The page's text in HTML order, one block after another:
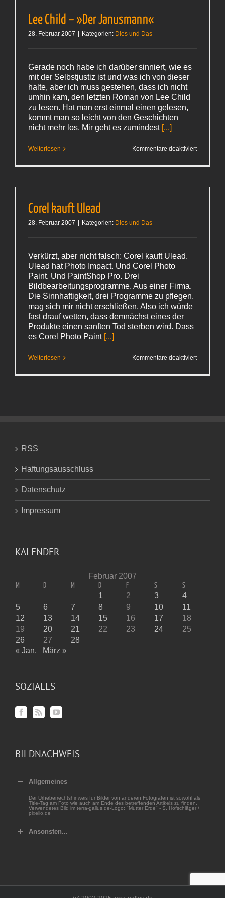
Lee Child – »Der Janusmann«
28. Februar 2007 Kategorien: Dies und Das
Gerade noch habe ich darüber sinniert, wie es
mit der Selbstjustiz ist und was ich von dieser
halte, aber ich muss gestehen, dass ich nicht
umhin kam, den letzten Roman von Lee Child
zu lesen. Hat man erst einmal einen gelesen,
kommt man so leicht von den Geschichten
nicht mehr los. Mir geht es zumindest [...]
Weiterlesen Kommentare deaktiviertfür
Corel kauft Ulead
28. Februar 2007 Kategorien: Dies und Das
Verkürzt, aber nicht falsch: Corel kauft Ulead.
Ulead hat Photo Impact. Und Corel Photo
Paint. Und PaintShop Pro. Drei
Bildbearbeitungsprogramme. Aus einer Firma.
Die Sinnhaftigkeit, drei Programme zu pflegen,
mag sich mir nicht erschließen. Also ich würde
fast drauf wetten, dass demnächst eines der
Produkte einen sanften Tod sterben wird. Dass
es Corel Photo Paint [...]
Weiterlesen Kommentare deaktiviertfür
RSS
Haftungsausschluss
Datenschutz
Impressum
KALENDER
Februar 2007
M D M D F S S
1 2 3
4
5
6 7 8 9 10
11
12
13 14 15 16 17
18
19
20 21 22 23 24
25
26
27
28
« Jan.
März »
SOZIALES
BILDNACHWEIS
Allgemeines
Der Urheberrechtshinweis für Bilder von anderen Fotografen ist sowohl als
Title-Tag am Foto wie auch am Ende des betreffenden Artikels zu finden.
Verwendetes Bild im terra-gallus.de-Logo: "Mutter Erde" - S. Hofschläger /
pixelio.de
Ansonsten...